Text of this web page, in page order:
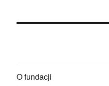
O fundacji